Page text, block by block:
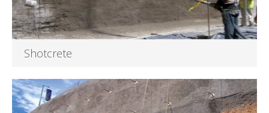
Shotcrete
Leer más